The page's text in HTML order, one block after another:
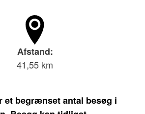
Afstand:
41,55 km
et begrænset antal besøg i